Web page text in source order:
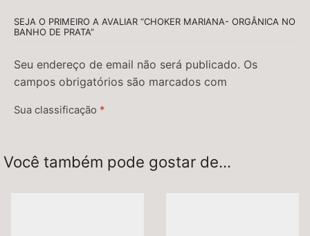
SEJA O PRIMEIRO A AVALIAR “CHOKER MARIANA- ORGÂNICA NO
BANHO DE PRATA”
Seu endereço de email não será publicado. Os
campos obrigatórios são marcados com
Sua classificação *
Você também pode gostar de...